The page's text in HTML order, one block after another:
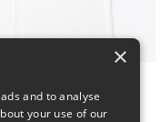
$41
×
and to analyse
your use of our